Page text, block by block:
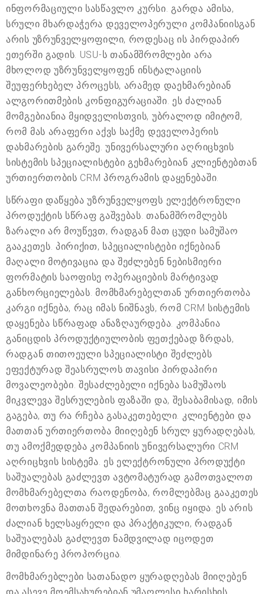
ინფორმაციული სასწავლო კურსი. გარდა ამისა,
სრული მხარდაჭერა დეველოპერული კომპანიისგან
არის უზრუნველყოფილი, როდესაც ის პირდაპირ
ეთერში გადის. USU-ს თანამშრომლები არა
მხოლოდ უზრუნველყოფენ ინსტალაციის
შეუფერხებელ პროცესს, არამედ დაეხმარებიან
ალგორითმების კონფიგურაციაში. ეს ძალიან
მომგებიანია მყიდველისთვის, უბრალოდ იმიტომ,
რომ მას არაფერი აქვს საქმე დეველოპერის
დახმარების გარეშე. უნივერსალური აღრიცხვის
სისტემის სპეციალისტები გეხმარებიან კლიენტებთან
ურთიერთობის CRM პროგრამის დაყენებაში.
სწრაფი დაწყება უზრუნველყოფს ელექტრონული
პროდუქტის სწრაფ გაშვებას. თანამშრომლებს
ზარალი არ მოუწევთ, რადგან მათ ცუდი სამუშაო
გააკეთეს. პირიქით, სპეციალისტები იქნებიან
მაღალი მოტივაცია და შეძლებენ ნებისმიერი
ფორმატის საოფისე ოპერაციების მარტივად
განხორციელებას. მომხმარებელთან ურთიერთობა
კარგი იქნება, რაც იმას ნიშნავს, რომ CRM სისტემის
დაყენება სწრაფად ანაზღაურდება. კომპანია
განიცდის პროდუქტიულობის ფეთქებად ზრდას,
რადგან თითოეული სპეციალისტი შეძლებს
ეფექტურად შეასრულოს თავისი პირდაპირი
მოვალეობები. შესაძლებელი იქნება სამუშაოს
მიკვლევა შესრულების ფაზაში და, შესაბამისად, იმის
გაგება, თუ რა რჩება გასაკეთებელი. კლიენტები და
მათთან ურთიერთობა მიიღებენ სრულ ყურადღებას,
თუ ამოქმედდება კომპანიის უნივერსალური CRM
აღრიცხვის სისტემა. ეს ელექტრონული პროდუქტი
საშუალებას გაძლევთ ავტომატურად გამოთვალოთ
მომხმარებელთა რაოდენობა, რომლებმაც გააკეთეს
მოთხოვნა მათთან შედარებით, ვინც იყიდა. ეს არის
ძალიან ხელსაყრელი და პრაქტიკული, რადგან
საშუალებას გაძლევთ ნამდვილად იცოდეთ
მიმდინარე პროპორცია.
მომხმარებლები სათანადო ყურადღებას მიიღებენ